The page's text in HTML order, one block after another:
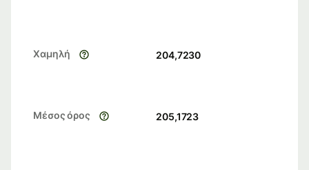
Χαμηλή 204,7230
Μέσος όρος 205,1723